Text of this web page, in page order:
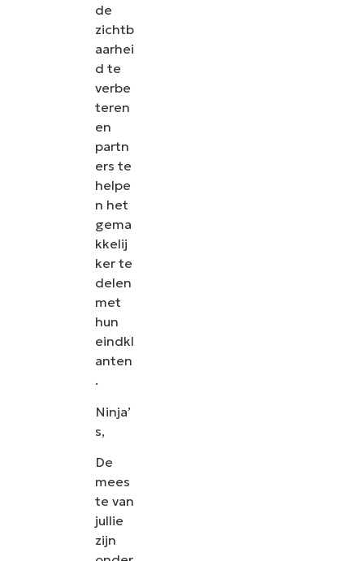
de
zichtb
aarhei
d te
verbe
teren
en
partn
ers te
helpe
n het
gema
kkelij
ker te
delen
met
hun
eindkl
anten
.
Ninja’
s,
De
mees
te van
jullie
zijn